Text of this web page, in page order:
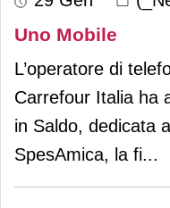
Uno Mobile
L’operatore di
Carrefour Italia ha
in Saldo, dedicata
SpesAmica, la fi...